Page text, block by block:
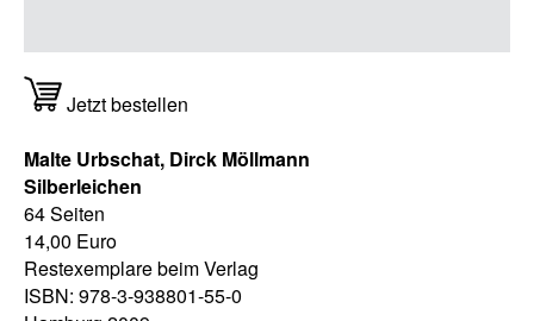
Jetzt bestellen
Malte Urbschat, Dirck Möllmann
Silberleichen
64 Seiten
14,00 Euro
Restexemplare beim Verlag
ISBN: 978-3-938801-55-0